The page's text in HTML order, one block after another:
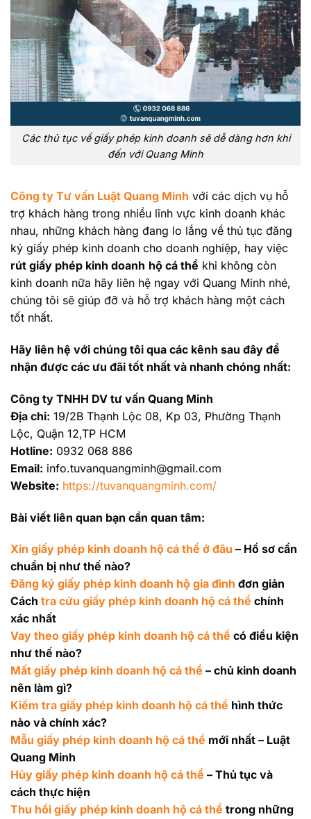
Các thủ tục về giấy phép kinh doanh sẽ dễ dàng hơn khi
đến với Quang Minh
Công ty Tư vấn Luật Quang Minh với các dịch vụ hỗ
trợ khách hàng trong nhiều lĩnh vực kinh doanh khác
nhau, những khách hàng đang lo lắng về thủ tục đăng
ký giấy phép kinh doanh cho doanh nghiệp, hay việc
rút giấy phép kinh doanh hộ cá thể khi không còn
kinh doanh nữa hãy liên hệ ngay với Quang Minh nhé,
chúng tôi sẽ giúp đỡ và hỗ trợ khách hàng một cách
tốt nhất.
Hãy liên hệ với chúng tôi qua các kênh sau đây để
nhận được các ưu đãi tốt nhất và nhanh chóng nhất:
Công ty TNHH DV tư vấn Quang Minh
Địa chỉ: 19/2B Thạnh Lộc 08, Kp 03, Phường Thạnh
Lộc, Quận 12,TP HCM
Hotline: 0932 068 886
Email: info.tuvanquangminh@gmail.com
Website: https://tuvanquangminh.com/
Bài viết liên quan bạn cần quan tâm:
Xin giấy phép kinh doanh hộ cá thể ở đâu – Hồ sơ cần
chuẩn bị như thế nào?
Đăng ký giấy phép kinh doanh hộ gia đình đơn giản
Cách tra cứu giấy phép kinh doanh hộ cá thể chính
xác nhất
Vay theo giấy phép kinh doanh hộ cá thể có điều kiện
như thế nào?
Mất giấy phép kinh doanh hộ cá thể – chủ kinh doanh
nên làm gì?
Kiểm tra giấy phép kinh doanh hộ cá thể hình thức
nào và chính xác?
Mẫu giấy phép kinh doanh hộ cá thể mới nhất – Luật
Quang Minh
Hủy giấy phép kinh doanh hộ cá thể – Thủ tục và
cách thực hiện
Thu hồi giấy phép kinh doanh hộ cá thể trong những